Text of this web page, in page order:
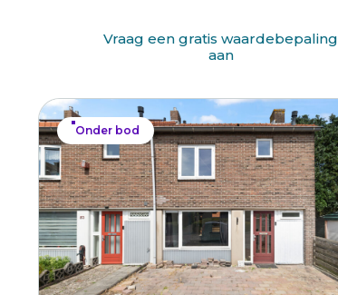
Vraag een gratis waardebepaling
aan
Onder bod